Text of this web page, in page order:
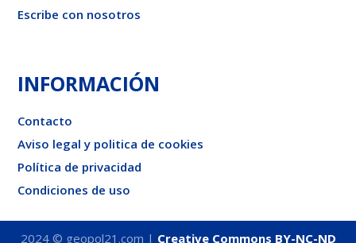
Escribe con nosotros
INFORMACIÓN
Contacto
Aviso legal y politica de cookies
Política de privacidad
Condiciones de uso
2024 © geopol21.com | Creative Commons BY-NC-ND